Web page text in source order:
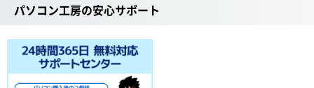
パソコン工房の安心サポート